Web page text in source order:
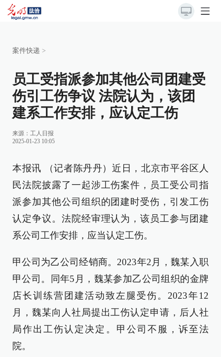
案件快递 >
员工受指派参加其他公司团建受
伤引工伤争议 法院认为，该团
建系工作安排，应认定工伤
来源： 工人日报
2025-01-23 10:05
本报讯 （记者陈丹丹）近日，北京市平谷区人
民法院披露了一起涉工伤案件，员工受公司指
派参加其他公司组织的团建时受伤，引发工伤
认定争议。法院经审理认为，该员工参与团建
系公司工作安排，应当认定工伤。
甲公司为乙公司经销商。2023年2月，魏某入职
甲公司。同年5月，魏某参加乙公司组织的金牌
店长训练营团建活动致左腿受伤。2023年12
月，魏某向人社局提出工伤认定申请，后人社
局作出工伤认定决定。甲公司不服，诉至法
院。